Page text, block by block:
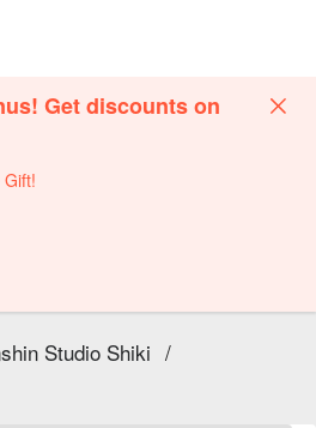
Get discounts on
Studio Shiki /